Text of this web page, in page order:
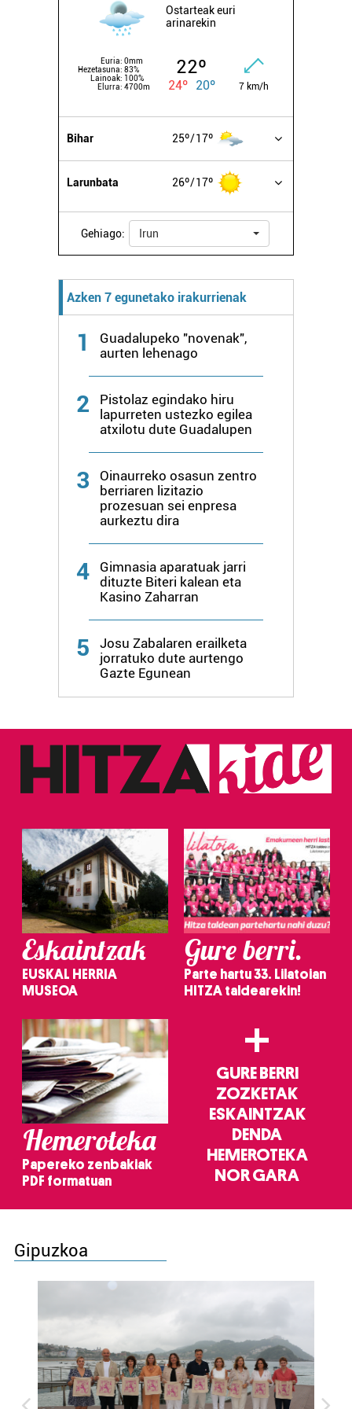
Ostarteak euri
arinarekin
Euria: 0mm
Hezetasuna: 83%
Lainoak: 100%
Elurra: 4700m
22º
24º 20º 7 km/h
Bihar 25º 17º
Larunbata 26º 17º
Gehiago: Irun
Azken 7 egunetako irakurrienak
1
Guadalupeko "novenak",
aurten lehenago
2
Pistolaz egindako hiru
lapurreten ustezko egilea
atxilotu dute Guadalupen
3
Oinaurreko osasun zentro
berriaren lizitazio
prozesuan sei enpresa
aurkeztu dira
4
Gimnasia aparatuak jarri
dituzte Biteri kalean eta
Kasino Zaharran
5
Josu Zabalaren erailketa
jorratuko dute aurtengo
Gazte Egunean
Eskaintzak
EUSKAL HERRIA
MUSEOA
Gure berri.
Parte hartu 33. Lilatoian
HITZA taldearekin!
Hemeroteka
Papereko zenbakiak
PDF formatuan
+
GURE BERRI
ZOZKETAK
ESKAINTZAK
DENDA
HEMEROTEKA
NOR GARA
Gipuzkoa